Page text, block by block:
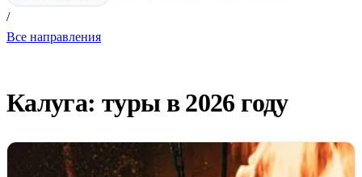
/
Все направления
Калуга: туры в 2026 году